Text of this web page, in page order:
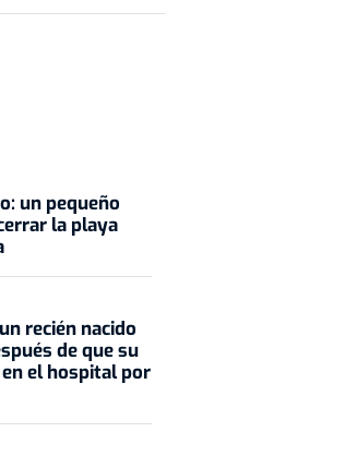
un pequeño
la playa
recién nacido
de que su
el hospital por